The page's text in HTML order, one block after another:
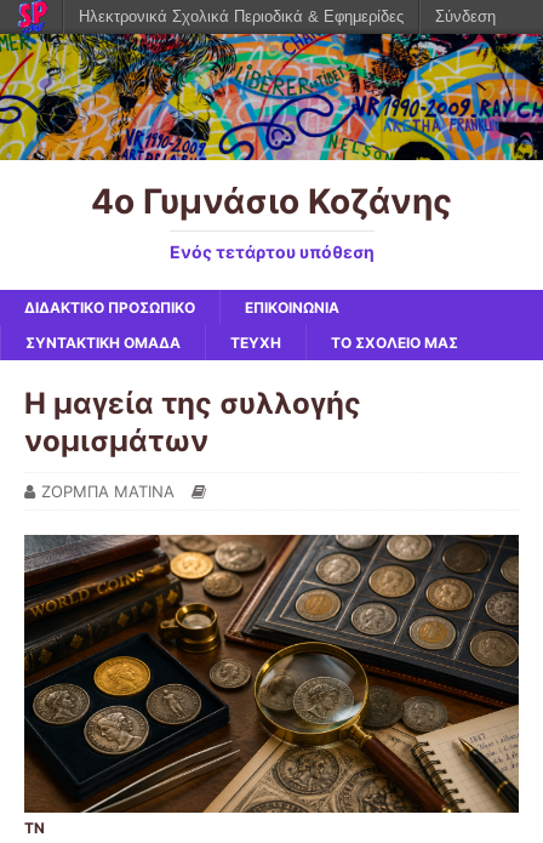
4ο Γυμνάσιο Κοζάνης
Ενός τετάρτου υπόθεση
ΔΙΔΑΚΤΙΚΟ ΠΡΟΣΩΠΙΚΟ
ΕΠΙΚΟΙΝΩΝΙΑ
ΣΥΝΤΑΚΤΙΚΗ ΟΜΑΔΑ
ΤΕΥΧΗ ΤΟ ΣΧΟΛΕΙΟ ΜΑΣ
Η μαγεία της συλλογής
νομισμάτων
ΖΟΡΜΠΑ ΜΑΤΙΝΑ
ΤΝ
Ηλεκτρονικά Σχολικά Περιοδικά & Εφημερίδες Σύνδεση